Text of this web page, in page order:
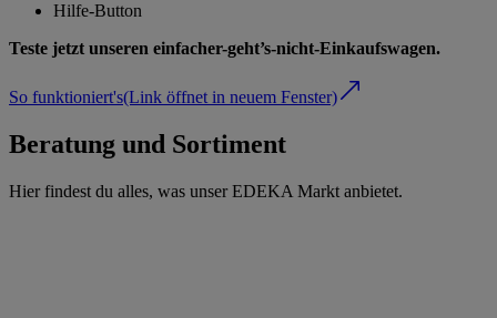
Hilfe-Button
Teste jetzt unseren einfacher-geht’s-nicht-Einkaufswagen.
So funktioniert's(Link öffnet in neuem Fenster)
Beratung und Sortiment
Hier findest du alles, was unser EDEKA Markt anbietet.